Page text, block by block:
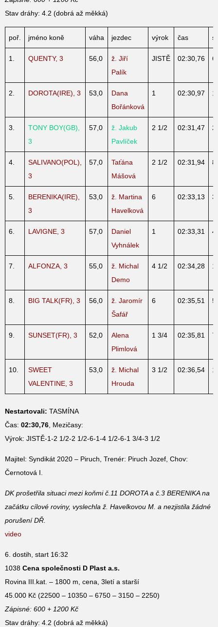
Stav dráhy: 4.2 (dobrá až měkká)
poř. jméno koně váha jezdec výrok čas
1. QUENTY, 3 56,0
ž. Jiří
Palík
JISTĚ 02:30,76 6
2. DOROTA(IRE), 3 53,0
Dana
Bořánková
1 02:30,97
3.
TONY BOY(GB),
3
57,0
ž. Jakub
Pavlíček
2 1/2 02:31,47 2
4.
SALIVANO(POL),
3
57,0
Taťána
Mášová
2 1/2 02:31,94 8
5.
BERENIKA(IRE),
3
53,0
ž. Martina
Havelková
6 02:33,13 3
6. LAVIGNE, 3 57,0
Daniel
Vyhnálek
1 02:33,31 4
7. ALFONZA, 3 55,0
ž. Michal
Demo
4 1/2 02:34,28
8. BIG TALK(FR), 3 56,0
ž. Jaromír
Šafář
6 02:35,51 5
9. SUNSET(FR), 3 52,0
Alena
Plimlová
1 3/4 02:35,81 7
10.
SWEET
VALENTINE, 3
53,0
ž. Michal
Hrouda
3 1/2 02:36,54 1
Nestartovali: TASMÍNA
Čas: 02:30,76 , Mezičasy:
Výrok: JISTĚ-1-2 1/2-2 1/2-6-1-4 1/2-6-1 3/4-3 1/2
Majitel: Syndikát 2020 – Piruch, Trenér: Piruch Jozef, Chov:
Černotová I.
DK prošetřila situaci mezi koňmi č.11 DOROTA a č.3 BERENIKA na
začátku cílové roviny, vyslechla ž. Havelkovou M. a nezjistila žádné
porušení DŘ.
video
6. dostih, start 16:32
1038 Cena společnosti D Plast a.s.
Rovina III.kat. – 1800 m, cena, 3letí a starší
45.000 Kč (22500 – 10350 – 6750 – 3150 – 2250)
Zápisné: 600 + 1200 Kč
Stav dráhy: 4.2 (dobrá až měkká)